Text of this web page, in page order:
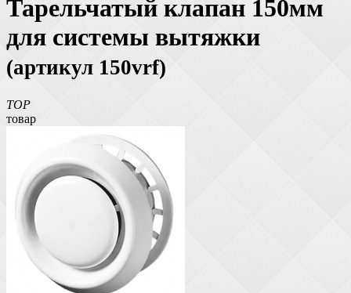
Тарельчатый клапан 150мм
для системы вытяжки
(артикул 150vrf)
TOP
товар